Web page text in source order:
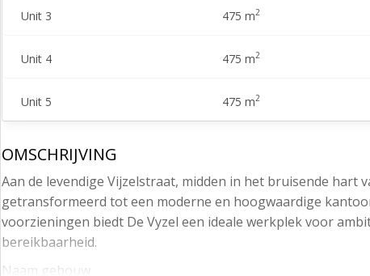
Unit 3 475 m2
Unit 4 475 m2
Unit 5 475 m2
OMSCHRIJVING
Aan de levendige Vijzelstraat, midden in het bruisende hart
getransformeerd tot een moderne en hoogwaardige
voorzieningen biedt De Vyzel een ideale werkplek voor
bereikbaarheid.
Naam gebouw